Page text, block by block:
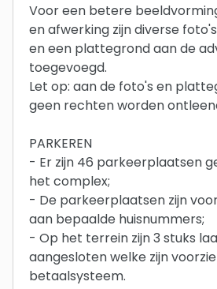
Voor een betere
en afwerking zijn diverse
en een plattegrond aan de
toegevoegd.
Let op: aan de foto's en
geen rechten worden
PARKEREN
- Er zijn 46 parkeerplaatsen
het complex;
- De parkeerplaatsen zijn
aan bepaalde huisnummers;
- Op het terrein zijn 3 stuks
aangesloten welke zijn
betaalsysteem.